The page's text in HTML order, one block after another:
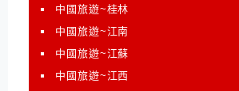
中國旅遊~桂林
中國旅遊~江南
中國旅遊~江蘇
中國旅遊~江西